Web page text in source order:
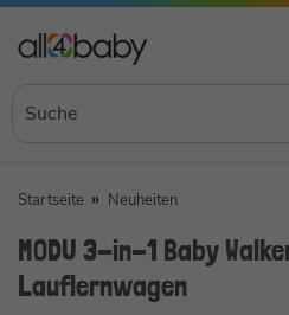
Startseite Neuheiten
MODU 3-in-1 Baby
Lauflernwagen